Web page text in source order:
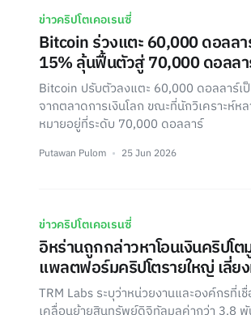
ข่าวคริปโตเคอเรนซี่
Bitcoin ร่วงแตะ 60,000 ดอลล
15% ลุ้นฟื้นตัวสู่ 70,000 ดอลล
Bitcoin ปรับตัวลงแตะ 60,000 ดอลลาร์
จากตลาดการเงินโลก ขณะที่นักวิเคราะห์ห
หมายอยู่ที่ระดับ 70,000 ดอลลาร์
Putawan Pulom 25 Jun 2026
ข่าวคริปโตเคอเรนซี่
อิหร่านถูกกล่าวหาโอนเงินคริป
แพลตฟอร์มคริปโตรายใหญ่ เลี่ย
TRM Labs ระบุว่าหน่วยงานและองค์กรที่